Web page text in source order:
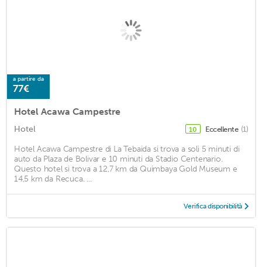
a partire da
77€
Hotel Acawa Campestre
Hotel 10 Eccellente (1)
Hotel Acawa Campestre di La Tebaida si trova a soli 5 minuti di
auto da Plaza de Bolivar e 10 minuti da Stadio Centenario.
Questo hotel si trova a 12,7 km da Quimbaya Gold Museum e
14,5 km da Recuca. ...
Verifica disponibilità